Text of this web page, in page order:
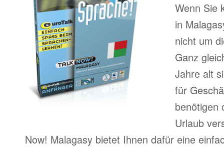
Wenn Sie
in
nicht um
Ganz
Jahre alt
für
benötigen
Urlaub
Now! Malagasy bietet Ihnen dafür eine